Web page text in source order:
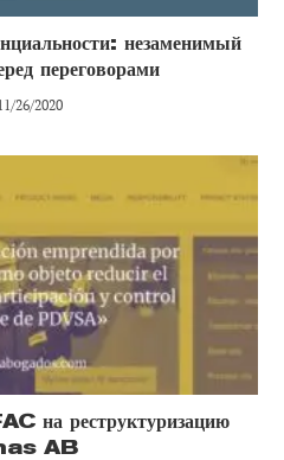
незаменимый
переговорами
26/2020
на реструктуризацию
AB